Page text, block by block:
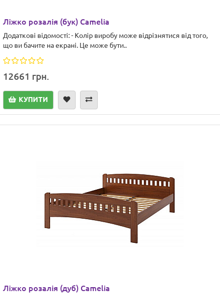
Ліжко розалія (бук) Camelia
Додаткові відомості: - Колір виробу може відрізнятися від того,
що ви бачите на екрані. Це може бути..
12661 грн.
КУПИТИ
Ліжко розалія (дуб) Camelia